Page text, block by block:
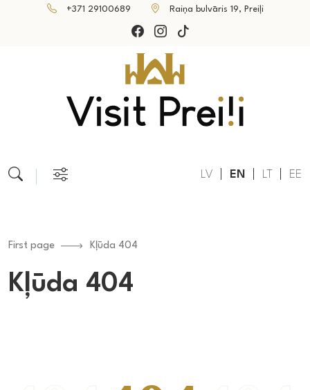
+371 29100689 Raiņa bulvāris 19, Preiļi
LV EN LT EE
First page Kļūda 404
Kļūda 404